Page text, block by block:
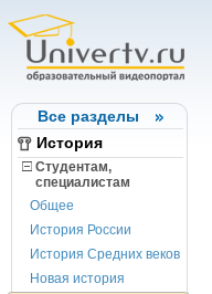
Все разделы
История
Студентам,
cпециалистам
Общее
История России
История Средних веков
Новая история